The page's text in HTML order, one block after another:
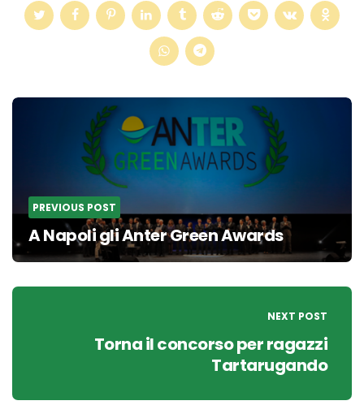
Post
navigation
PREVIOUS POST
A Napoli gli Anter Green Awards
NEXT POST
Torna il concorso per ragazzi
Tartarugando